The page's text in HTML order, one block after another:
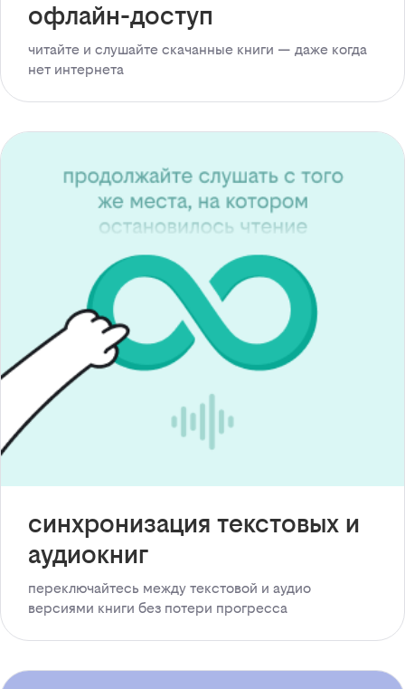
офлайн-доступ
читайте и слушайте скачанные книги — даже когда
нет интернета
синхронизация текстовых и
аудиокниг
переключайтесь между текстовой и аудио
версиями книги без потери прогресса